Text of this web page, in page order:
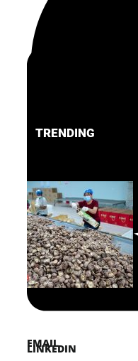
FACEBOOK
PINTEREST
TWITTER
LINKEDIN
EMAIL
TRENDING